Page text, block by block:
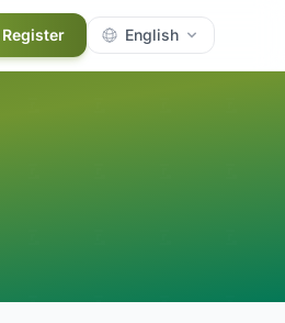
Register English